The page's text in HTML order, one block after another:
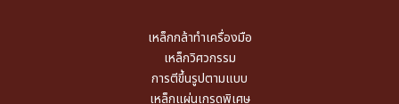
เหล็กกล้าทำเครื่องมือ
เหล็กวิศวกรรม
การตีขึ้นรูปตามแบบ
เหล็กแผ่นเกรดพิเศษ